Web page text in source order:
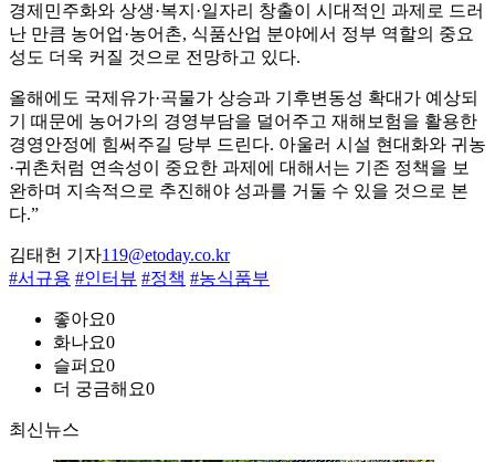
경제민주화와 상생·복지·일자리 창출이 시대적인 과제로 드러
난 만큼 농어업·농어촌, 식품산업 분야에서 정부 역할의 중요
성도 더욱 커질 것으로 전망하고 있다.
올해에도 국제유가·곡물가 상승과 기후변동성 확대가 예상되
기 때문에 농어가의 경영부담을 덜어주고 재해보험을 활용한
경영안정에 힘써주길 당부 드린다. 아울러 시설 현대화와 귀농
·귀촌처럼 연속성이 중요한 과제에 대해서는 기존 정책을 보
완하며 지속적으로 추진해야 성과를 거둘 수 있을 것으로 본
다.”
김태헌 기자119@etoday.co.kr
#서규용 #인터뷰 #정책 #농식품부
좋아요0
화나요0
슬퍼요0
더 궁금해요0
최신뉴스